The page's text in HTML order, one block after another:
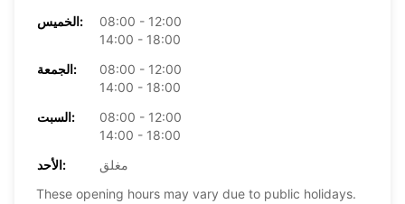
الخميس:
08:00 - 12:00
14:00 - 18:00
الجمعة:
08:00 - 12:00
14:00 - 18:00
السبت:
08:00 - 12:00
14:00 - 18:00
الأحد:
مغلق
These opening hours may vary due to public holidays.